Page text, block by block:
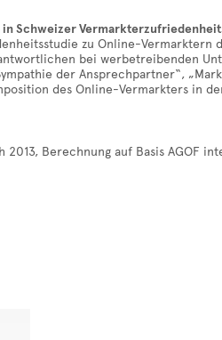
Schweizer
zu Online-Vermarktern
bei werbetreibenden
der Ansprechpartner“,
des Online-Vermarkters in
Berechnung auf Basis AGOF